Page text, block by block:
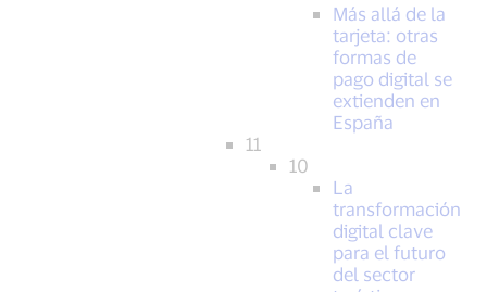
Más allá de la
tarjeta: otras
formas de
pago digital se
extienden en
España
11
10
La
transformación
digital clave
para el futuro
del sector